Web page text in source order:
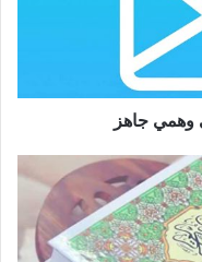
وهمي جاهز